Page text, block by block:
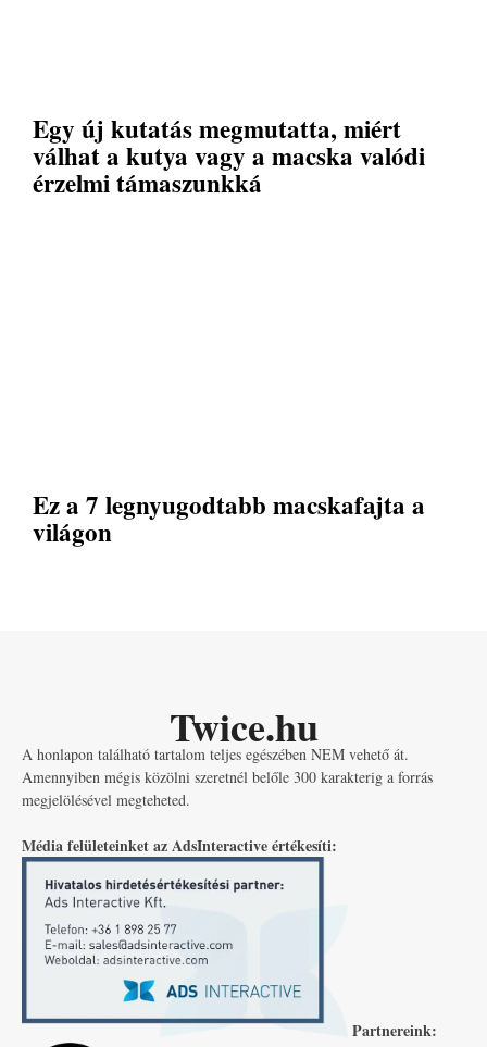
Egy új kutatás megmutatta, miért
válhat a kutya vagy a macska valódi
érzelmi támaszunkká
Ez a 7 legnyugodtabb macskafajta a
világon
Twice.hu
A honlapon található tartalom teljes egészében NEM vehető át.
Amennyiben mégis közölni szeretnél belőle 300 karakterig a forrás
megjelölésével megteheted.
Média felületeinket az AdsInteractive értékesíti:
Partnereink: